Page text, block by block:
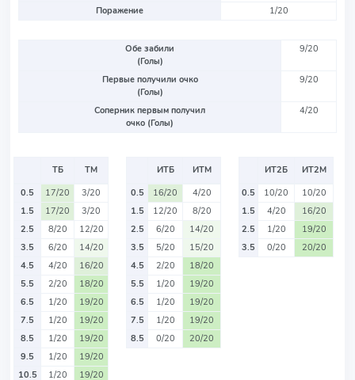
Поражение
1/20
Обе забили
(Голы)
9/20
Первые получили очко
(Голы)
9/20
Соперник первым получил
очко (Голы)
4/20
ТБ
ТМ
0.5
17/20
3/20
1.5
17/20
3/20
2.5
8/20
12/20
3.5
6/20
14/20
4.5
4/20
16/20
5.5
2/20
18/20
6.5
1/20
19/20
7.5
1/20
19/20
8.5
1/20
19/20
9.5
1/20
19/20
10.5
1/20
19/20
ИТБ
ИТМ
0.5
16/20
4/20
1.5
12/20
8/20
2.5
6/20
14/20
3.5
5/20
15/20
4.5
2/20
18/20
5.5
1/20
19/20
6.5
1/20
19/20
7.5
1/20
19/20
8.5
0/20 20/20
ИТ2Б
ИТ2М
0.5
10/20
10/20
1.5
4/20
16/20
2.5
1/20
19/20
3.5
0/20 20/20